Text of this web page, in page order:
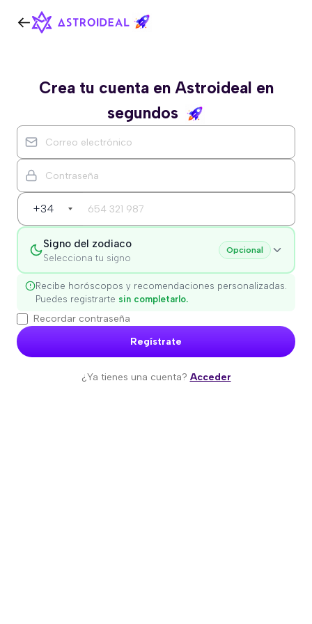
Crea tu cuenta en Astroideal en
segundos
+34
Signo del zodiaco
Selecciona tu signo
Opcional
Recibe horóscopos y recomendaciones personalizadas.
Puedes registrarte sin completarlo.
Recordar contraseña
Regístrate
¿Ya tienes una cuenta? Acceder